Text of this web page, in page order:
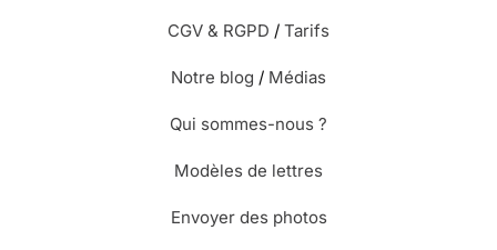
CGV & RGPD / Tarifs
Notre blog / Médias
Qui sommes-nous ?
Modèles de lettres
Envoyer des photos